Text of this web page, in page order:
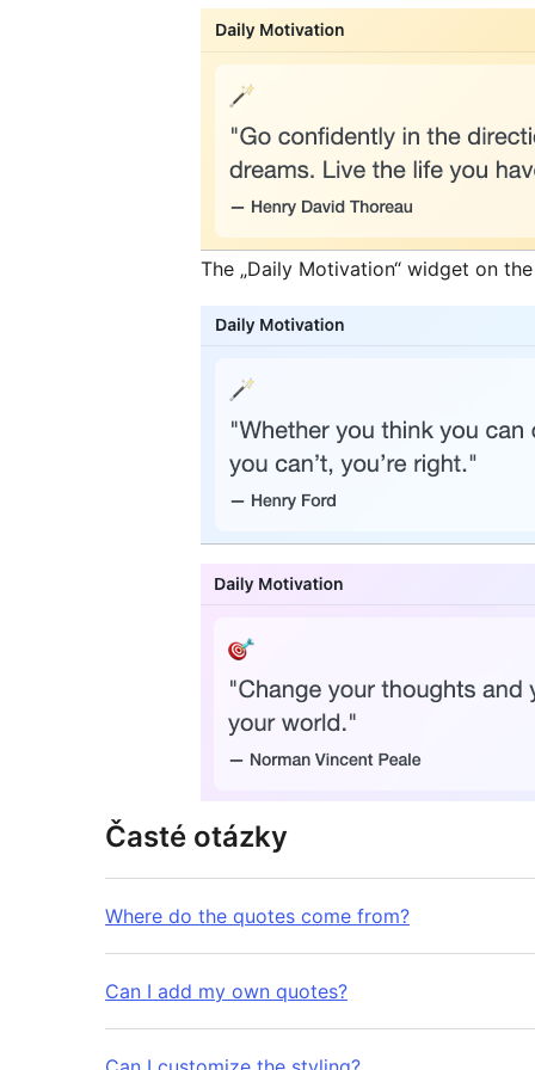
The „Daily Motivation“ widget on
Časté otázky
Where do the quotes come from?
Can I add my own quotes?